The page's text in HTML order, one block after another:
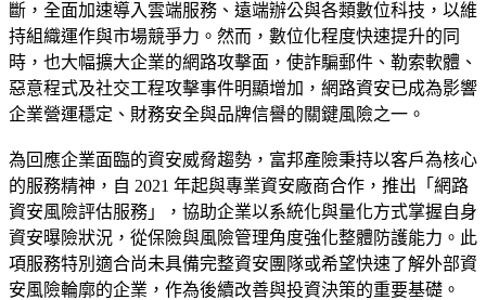
斷，全面加速導入雲端服務、遠端辦公與各類數位科技，以維
持組織運作與市場競爭力。然而，數位化程度快速提升的同
時，也大幅擴大企業的網路攻擊面，使詐騙郵件、勒索軟體、
惡意程式及社交工程攻擊事件明顯增加，網路資安已成為影響
企業營運穩定、財務安全與品牌信譽的關鍵風險之一。
為回應企業面臨的資安威脅趨勢，富邦產險秉持以客戶為核心
的服務精神，自 2021 年起與專業資安廠商合作，推出「網路
資安風險評估服務」，協助企業以系統化與量化方式掌握自身
資安曝險狀況，從保險與風險管理角度強化整體防護能力。此
項服務特別適合尚未具備完整資安團隊或希望快速了解外部資
安風險輪廓的企業，作為後續改善與投資決策的重要基礎。